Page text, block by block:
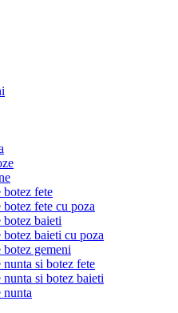
fete
fete cu poza
baieti
baieti cu poza
gemeni
si botez fete
si botez baieti